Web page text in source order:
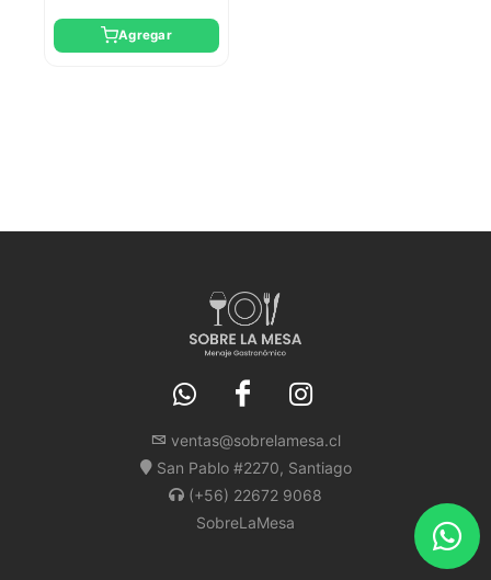
Agregar
ventas@sobrelamesa.cl
San Pablo #2270, Santiago
(+56) 22672 9068
SobreLaMesa